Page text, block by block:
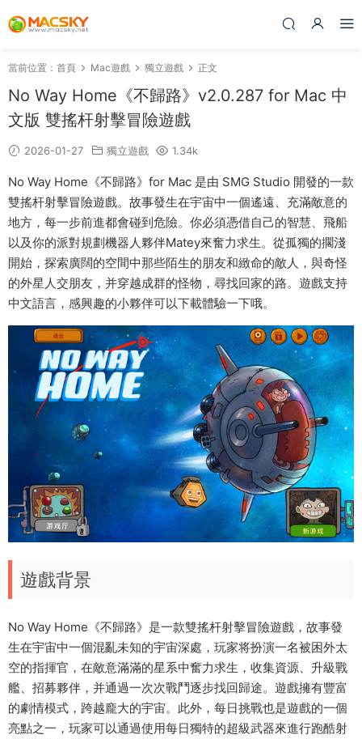
當前位置： 首頁 Mac遊戲 獨立遊戲 正文
No Way Home《不歸路》v2.0.287 for Mac 中
文版 雙搖杆射擊冒險遊戲
2026-01-27 獨立遊戲 1.34k
No Way Home《不歸路》for Mac 是由 SMG Studio 開發的一款
雙搖杆射擊冒險遊戲。故事發生在宇宙中一個遙遠、充滿敵意的
地方，每一步前進都會碰到危險。你必須憑借自己的智慧、飛船
以及你的派對規劃機器人夥伴Matey來奮力求生。從孤獨的擱淺
開始，探索廣闊的空間中那些陌生的朋友和緻命的敵人，與奇怪
的外星人交朋友，并穿越成群的怪物，尋找回家的路。遊戲支持
中文語言，感興趣的小夥伴可以下載體驗一下哦。
遊戲背景
No Way Home《不歸路》是一款雙搖杆射擊冒險遊戲，故事發
生在宇宙中一個混亂未知的宇宙深處，玩家将扮演一名被困外太
空的指揮官，在敵意滿滿的星系中奮力求生，收集資源、升級戰
艦、招募夥伴，并通過一次次戰鬥逐步找回歸途。遊戲擁有豐富
的劇情模式，跨越龐大的宇宙。此外，每日挑戰也是遊戲的一個
亮點之一，玩家可以通過使用每日獨特的超級武器來進行跑酷射